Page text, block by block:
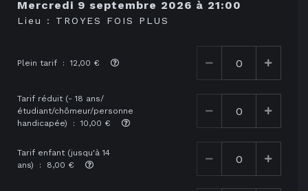
mercredi 9 septembre 2026 à 21:00
Lieu : TROYES FOIS PLUS
Plein tarif : 12,00 €
Tarif réduit (- 18 ans/
étudiant/chômeur/personne
handicapée) : 10,00 €
Tarif enfant (jusqu'à 14
ans) : 8,00 €